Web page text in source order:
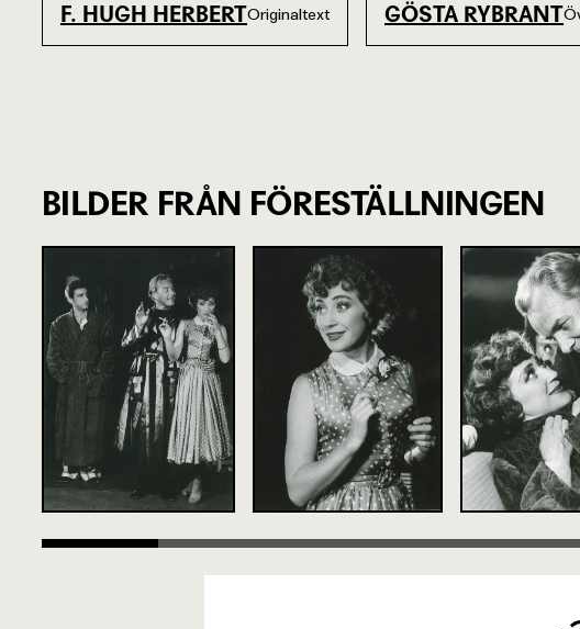
F. HUGH HERBERTOriginaltext GÖSTA RYBRANT
BILDER FRÅN FÖRESTÄLLNINGEN